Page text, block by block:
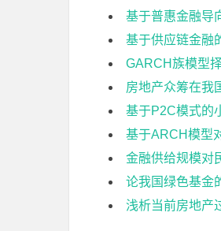
基于普惠金融导
基于供应链金融
GARCH族模型
房地产众筹在我
基于P2C模式的
基于ARCH模型
金融供给规模对
论我国绿色基金
浅析当前房地产